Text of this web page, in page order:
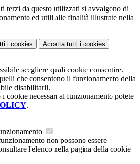
terzi da questo utilizzati si avvalgono di
ed utili alle finalità illustrate nella
i cookies Accetta tutti i cookies
scegliere quali cookie consentire.
che consentono il funzionamento della
disabilitarli.
i cookie necessari al funzionamento potete
.
non possono essere
l'elenco nella pagina della cookie